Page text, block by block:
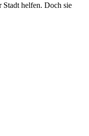
Stadt helfen. Doch sie